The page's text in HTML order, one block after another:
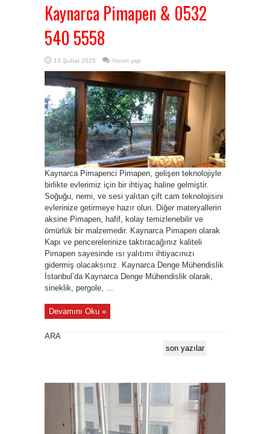
Kaynarca Pimapen & 0532
540 5558
13 Şubat 2025 Yorum yap
Kaynarca Pimapenci Pimapen, gelişen teknolojiyle
birlikte evlerimiz için bir ihtiyaç haline gelmiştir.
Soğuğu, nemi, ve sesi yalıtan çift cam teknolojisini
evlerinize getirmeye hazır olun. Diğer materyallerin
aksine Pimapen, hafif, kolay temizlenebilir ve
ömürlük bir malzemedir. Kaynarca Pimapen olarak
Kapı ve pencerelerinize taktıracağınız kaliteli
Pimapen sayesinde ısı yalıtımı ihtiyacınızı
gidermiş olacaksınız. Kaynarca Denge Mühendislik
İstanbul’da Kaynarca Denge Mühendislik olarak,
sineklik, pergole, ...
Devamını Oku »
ARA
son yazılar